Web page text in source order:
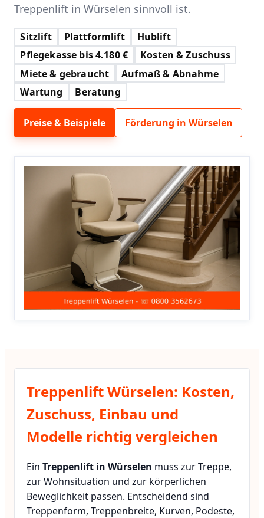
Treppenlift in Würselen sinnvoll ist.
Sitzlift Plattformlift
Hublift
Pflegekasse bis 4.180 €
Kosten & Zuschuss
Miete & gebraucht
Aufmaß & Abnahme
Wartung
Beratung
Preise & Beispiele Förderung in Würselen
Treppenlift Würselen: Kosten,
Zuschuss, Einbau und
Modelle richtig vergleichen
Ein Treppenlift in Würselen muss zur Treppe,
zur Wohnsituation und zur körperlichen
Beweglichkeit passen. Entscheidend sind
Treppenform, Treppenbreite, Kurven, Podeste,